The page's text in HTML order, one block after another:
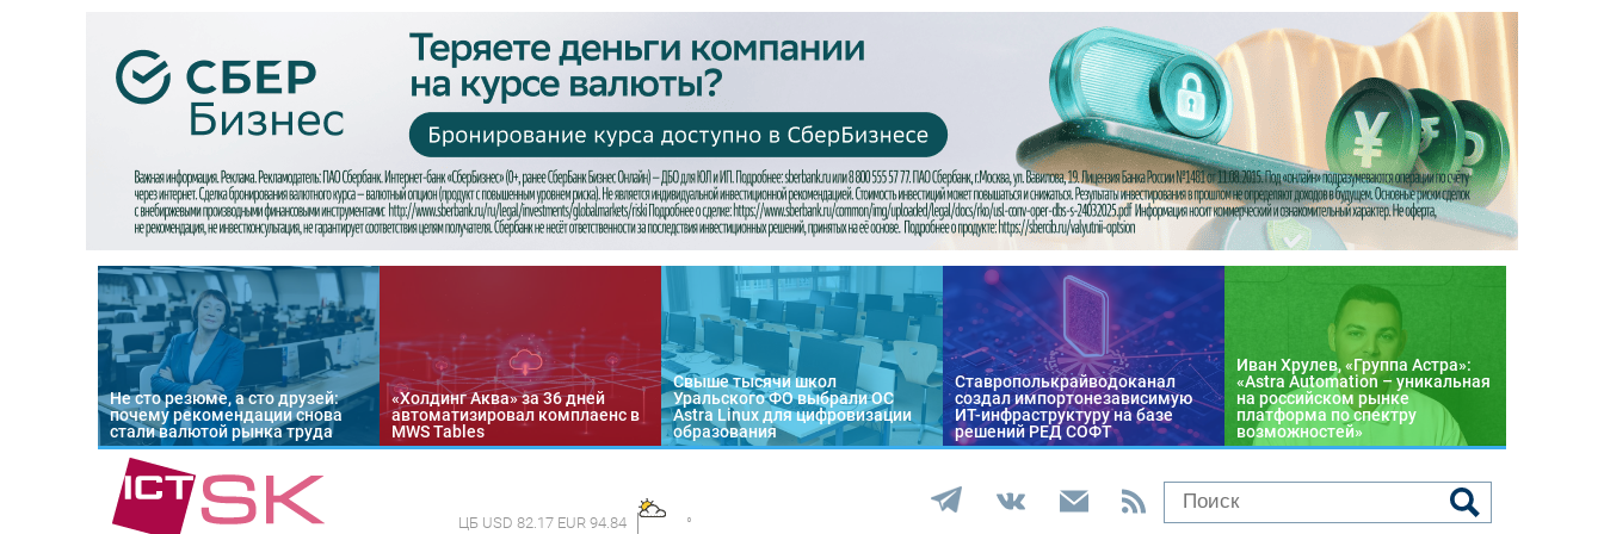
Не сто резюме, а сто друзей:
почему рекомендации снова
стали валютой рынка труда
«Холдинг Аква» за 36 дней
автоматизировал комплаенс в
MWS Tables
Свыше тысячи школ
Уральского ФО выбрали ОС
Astra Linux для цифровизации
образования
Ставрополькрайводоканал
создал импортонезависимую
ИТ-инфраструктуру на базе
решений РЕД СОФТ
Иван Хрулев, «Группа Астра»:
«Astra Automation – уникальная
на российском рынке
платформа по спектру
возможностей»
ЦБ USD 82.17 EUR 94.84 °